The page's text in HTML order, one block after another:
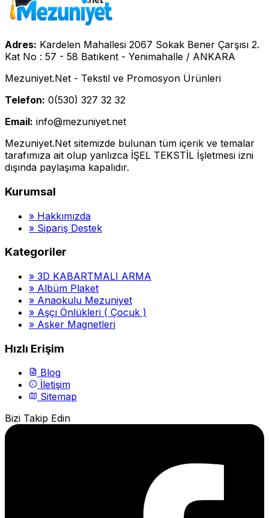
Adres: Kardelen Mahallesi 2067 Sokak Bener Çarşısı 2.
Kat No : 57 - 58 Batıkent - Yenimahalle / ANKARA
Mezuniyet.Net - Tekstil ve Promosyon Ürünleri
Telefon: 0(530) 327 32 32
Email: info@mezuniyet.net
Mezuniyet.Net sitemizde bulunan tüm içerik ve temalar
tarafımıza ait olup yanlızca İŞEL TEKSTİL İşletmesi izni
dışında paylaşıma kapalıdır.
Kurumsal
» Hakkımızda
» Sipariş Destek
Kategoriler
» 3D KABARTMALI ARMA
» Albüm Plaket
» Anaokulu Mezuniyet
» Aşçı Önlükleri ( Çocuk )
» Asker Magnetleri
Hızlı Erişim
Blog
İletişim
Sitemap
Bizi Takip Edin